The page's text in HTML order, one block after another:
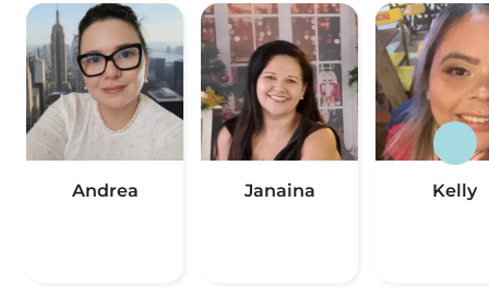
Andrea Janaina Kelly